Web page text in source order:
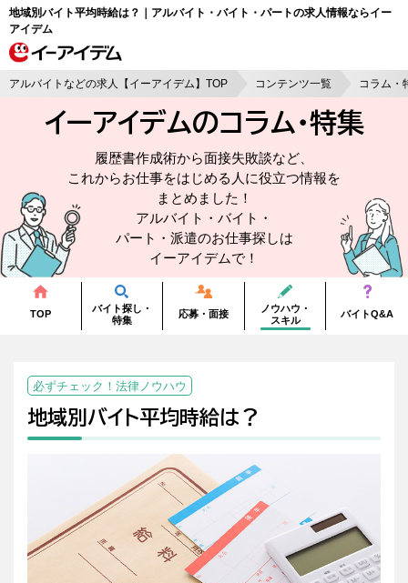
地域別バイト平均時給は？｜アルバイト・バイト・パートの求人情報ならイー
アイデム
アルバイトなどの求人【イーアイデム】TOP コンテンツ一覧 コラム・
イーアイデムのコラム・特集
履歴書作成術から面接失敗談など、
これからお仕事をはじめる人に役立つ情報を
まとめました！
アルバイト・バイト・
パート・派遣のお仕事探しは
イーアイデムで！
TOP
バイト探し・
特集
応募・面接
ノウハウ・
スキル
バイトQ&A
必ずチェック！法律ノウハウ
地域別バイト平均時給は？